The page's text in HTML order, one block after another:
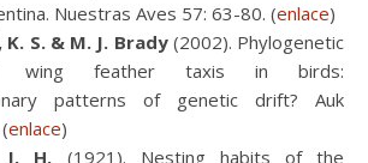
Nuestras Aves 57: 63-80. (enlace)
S. & M. J. Brady(2002). Phylogenetic
wing feather taxis in birds:
patterns of genetic drift? Auk
enlace)
J. H. (1921). Nesting habits of the